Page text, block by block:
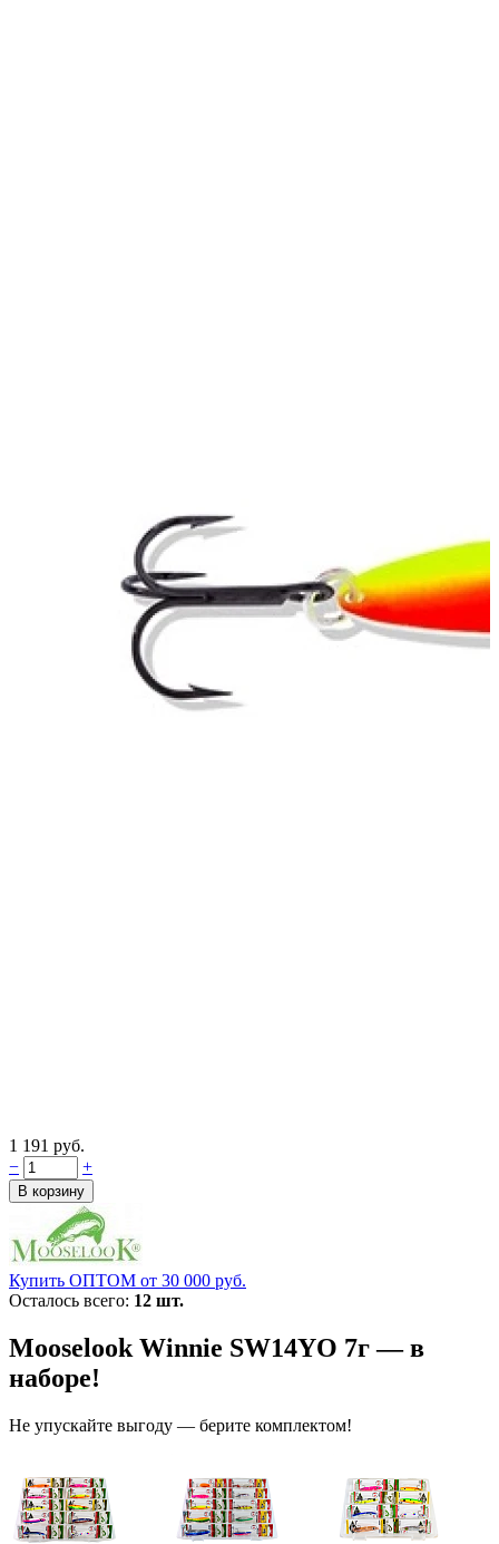
1 191 руб.
−
+
Купить ОПТОМ от 30 000 руб.
Осталось всего: 12 шт.
Mooselook Winnie SW14YO 7г — в
наборе!
Не упускайте выгоду — берите комплектом!